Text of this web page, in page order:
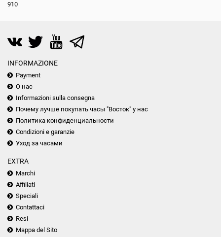
910
INFORMAZIONE
Payment
О нас
Informazioni sulla consegna
Почему лучше покупать часы "Восток" у нас
Политика конфиденциальности
Condizioni e garanzie
Уход за часами
EXTRA
Marchi
Affiliati
Speciali
Contattaci
Resi
Mappa del Sito